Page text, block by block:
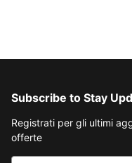
Subscribe to Stay
Registrati per gli ultimi
offerte